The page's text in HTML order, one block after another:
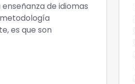
de idiomas
es que son